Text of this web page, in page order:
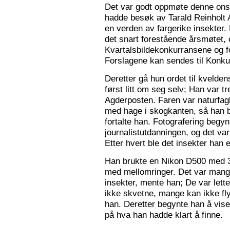
Det var godt oppmøte denne
hadde besøk av Tarald
en verden av fargerike
det snart forestående
Kvartalsbildekonkurransene og
Forslagene kan sendes til
Deretter gå hun ordet til
først litt om seg selv; Han var
Agderposten. Faren var
med hage i skogkanten, så han
fortalte han. Fotografering
journalistutdanningen, og det
Etter hvert ble det insekter han
Han brukte en Nikon D500
med mellomringer. Det var
insekter, mente han; De var
ikke skvetne, mange kan ikke
han. Deretter begynte han å
på hva han hadde klart å finne.